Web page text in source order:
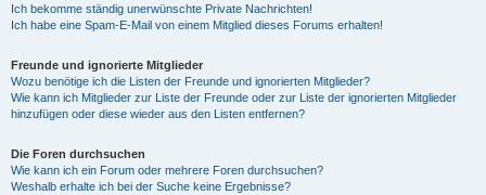
Ich bekomme ständig unerwünschte Private Nachrichten!
Ich habe eine Spam-E-Mail von einem Mitglied dieses Forums erhalten!
Freunde und ignorierte Mitglieder
Wozu benötige ich die Listen der Freunde und ignorierten Mitglieder?
Wie kann ich Mitglieder zur Liste der Freunde oder zur Liste der ignorierten Mitglieder
hinzufügen oder diese wieder aus den Listen entfernen?
Die Foren durchsuchen
Wie kann ich ein Forum oder mehrere Foren durchsuchen?
Weshalb erhalte ich bei der Suche keine Ergebnisse?